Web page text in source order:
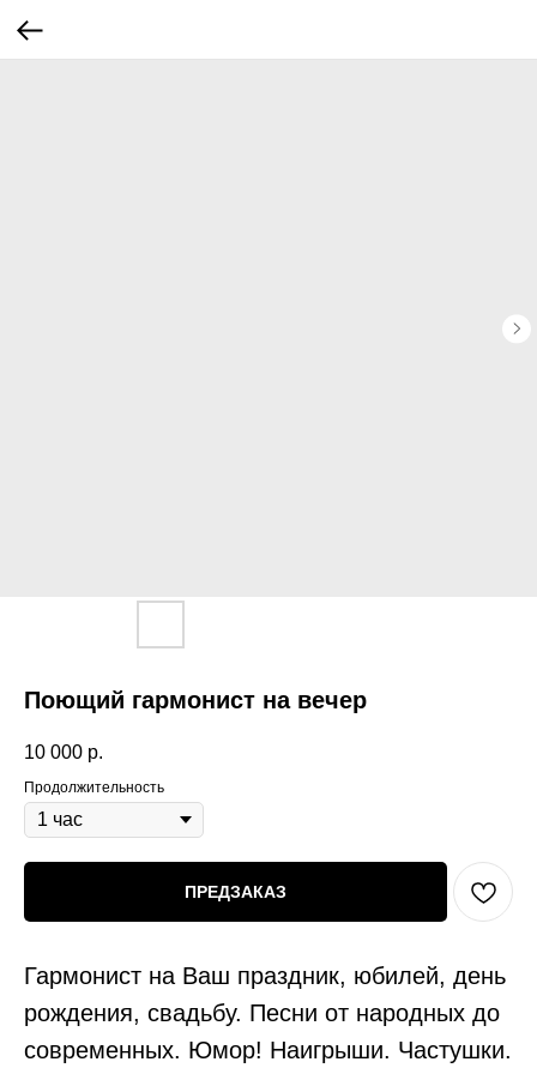
Поющий гармонист на вечер
10 000 р.
Продолжительность
ПРЕДЗАКАЗ
Гармонист на Ваш праздник, юбилей, день
рождения, свадьбу. Песни от народных до
современных. Юмор! Наигрыши. Частушки.